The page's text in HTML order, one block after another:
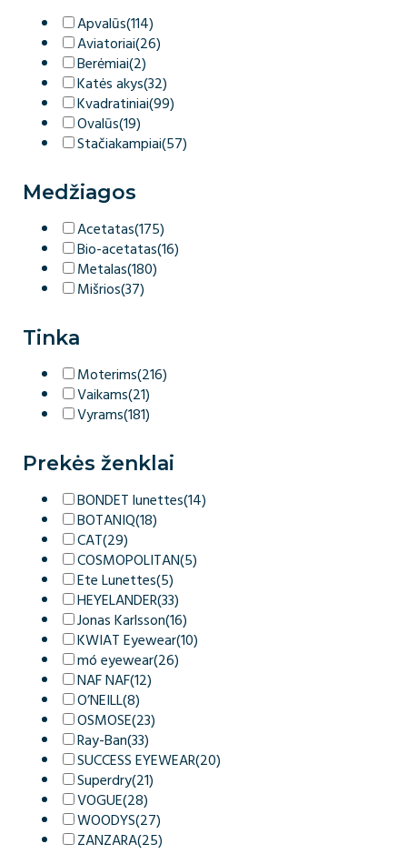
Apvalūs(114)
Aviatoriai(26)
Berėmiai(2)
Katės akys(32)
Kvadratiniai(99)
Ovalūs(19)
Stačiakampiai(57)
Medžiagos
Acetatas(175)
Bio-acetatas(16)
Metalas(180)
Mišrios(37)
Tinka
Moterims(216)
Vaikams(21)
Vyrams(181)
Prekės ženklai
BONDET lunettes(14)
BOTANIQ(18)
CAT(29)
COSMOPOLITAN(5)
Ete Lunettes(5)
HEYELANDER(33)
Jonas Karlsson(16)
KWIAT Eyewear(10)
mó eyewear(26)
NAF NAF(12)
O’NEILL(8)
OSMOSE(23)
Ray-Ban(33)
SUCCESS EYEWEAR(20)
Superdry(21)
VOGUE(28)
WOODYS(27)
ZANZARA(25)